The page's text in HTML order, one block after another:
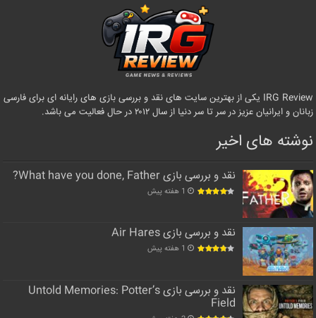
IRG Review یکی از بهترین سایت های نقد و بررسی بازی های رایانه ای برای فارسی
زبانان و ایرانیان عزیز در سر تا سر دنیا از سال ۲۰۱۲ در حال فعالیت می باشد.
نوشته های اخیر
نقد و بررسی بازی What have you done, Father?
1 هفته پیش
نقد و بررسی بازی Air Hares
1 هفته پیش
نقد و بررسی بازی Untold Memories: Potter’s
Field